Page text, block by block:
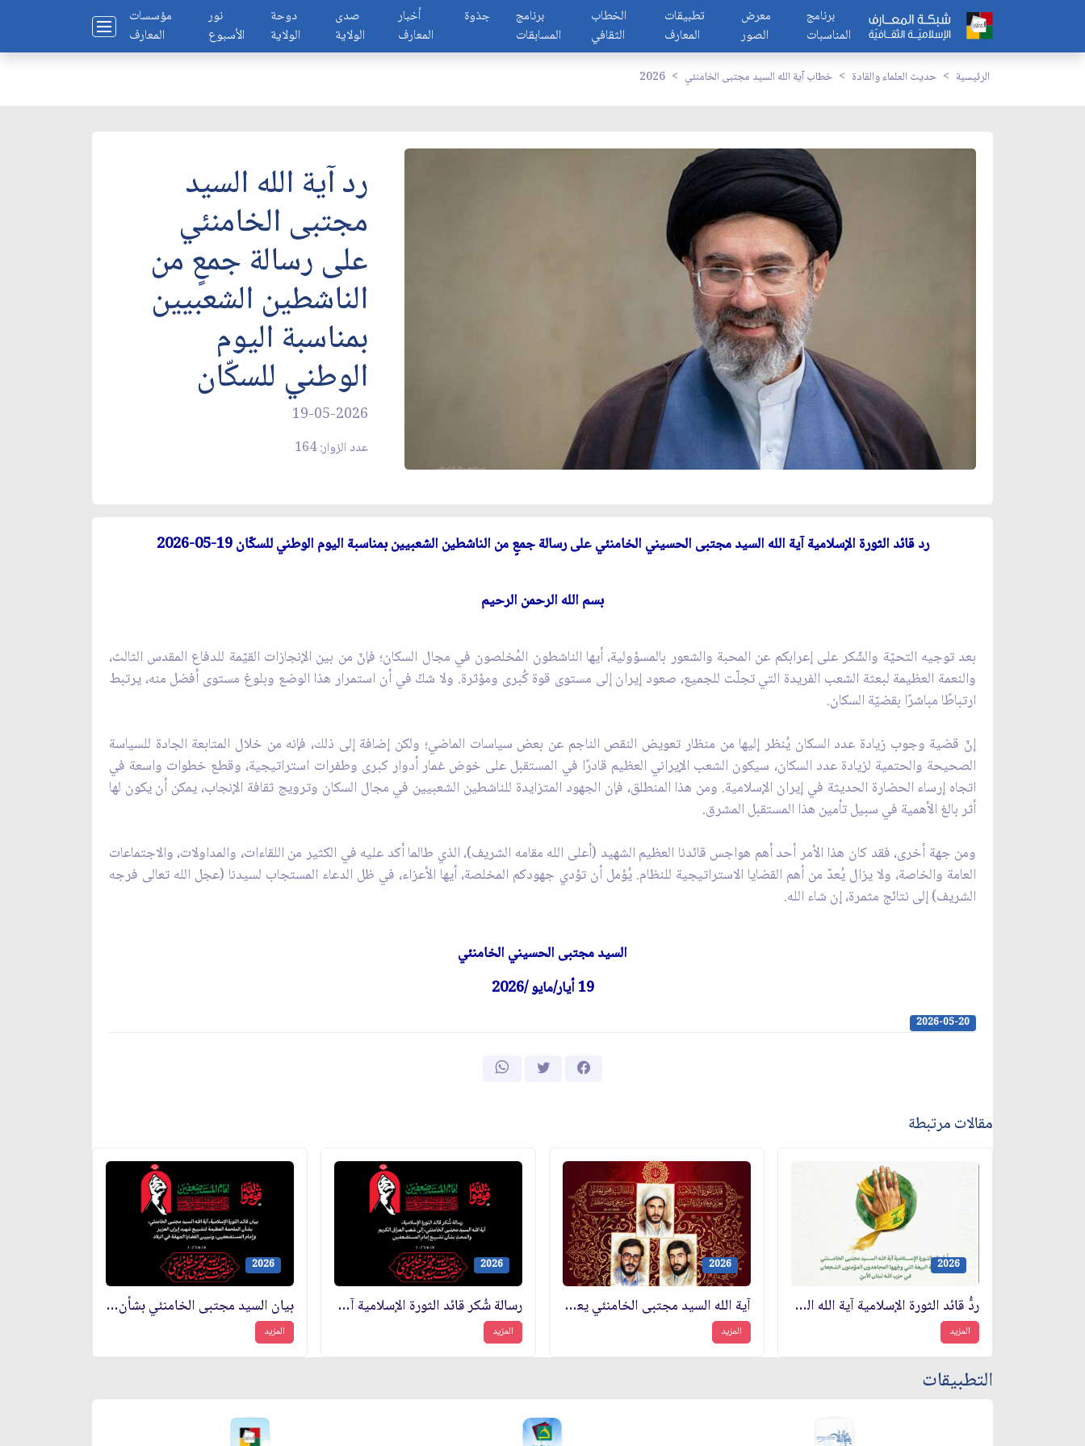
مؤسسات
المعارف
نور
الأسبوع
دوحة
الولاية
صدى
الولاية
أخبار
المعارف
جذوة
برنامج
المسابقات
الخطاب
الثقافي
تطبيقات
المعارف
معرض
الصور
برنامج
المناسبات
الرئيسية حديث العلماء والقادة خطاب آية الله السيد مجتبى الخامنئي 2026
رد آية الله السيد
مجتبى الخامنئي
على رسالة جمعٍ من
الناشطين الشعبيين
بمناسبة اليوم
الوطني للسكّان
19-05-2026
عدد الزوار: 164
رد قائد الثورة الإسلامية آية الله السيد مجتبى الحسيني الخامنئي على رسالة جمعٍ من الناشطين الشعبيينبمناسبة اليوم الوطني للسكّان19-05-2026
بسم الله الرحمن الرحيم
بعد توجيه التحيّة والشّكر على إعرابكم عن المحبة والشعور بالمسؤولية، أيها الناشطون المُخلصون في مجال السكان؛ فإنّ من بين الإنجازات القيّمة للدفاع المقدس الثالث،
والنعمة العظيمة لبعثة الشعب الفريدة التي تجلّت للجميع، صعود إيران إلى مستوى قوة كُبرى ومؤثرة. ولا شكّ في أن استمرار هذا الوضع وبلوغ مستوى أفضل منه، يرتبط
ارتباطًا مباشرًا بقضيّة السكان.
إنّ قضية وجوب زيادة عدد السكان يُنظر إليها من منظار تعويض النقص الناجم عن بعض سياسات الماضي؛ ولكن إضافة إلى ذلك، فإنه من خلال المتابعة الجادة للسياسة
الصحيحة والحتمية لزيادة عدد السكان، سيكون الشعب الإيراني العظيم قادرًا في المستقبل على خوض غمار أدوار كبرى وطفرات استراتيجية، وقطع خطوات واسعة في
اتجاه إرساء الحضارة الحديثة في إيران الإسلامية. ومن هذا المنطلق، فإن الجهود المتزايدة للناشطين الشعبيين في مجال السكان وترويج ثقافة الإنجاب، يمكن أن يكون لها
أثر بالغ الأهمية في سبيل تأمين هذا المستقبل المشرق.
ومن جهة أخرى، فقد كان هذا الأمر أحد أهم هواجس قائدنا العظيم الشهيد (أعلى الله مقامه الشريف)، الذي طالما أكد عليه في الكثير من اللقاءات، والمداولات، والاجتماعات
العامة والخاصة، ولا يزال يُعدّ من أهم القضايا الاستراتيجية للنظام. يُؤمل أن تؤدي جهودكم المخلصة، أيها الأعزاء، في ظل الدعاء المستجاب لسيدنا (عجل الله تعالى فرجه
الشريف) إلى نتائج مثمرة، إن شاء الله.
السيد مجتبى الحسيني الخامنئي
19 أيار/مايو /2026
2026-05-20
مقالات مرتبطة
2026
ردُّ قائد الثورة الإسلامية آية الله السيد مجتبى الخامنئي (دام ظله) على رسالة البيعة التي وجّهها المجاهدون المؤمنون الشجعان في حزب الله لبنان الأبيّ
المزيد
2026
آية الله السيد مجتبى الخامنئي يعزّي في بيانٍ له بمناسبة وفاة الوالدة الجليلة والتقيّة للشهداء الأبرار حسن وعلي ورضا مظفر
المزيد
2026
رسالة شُكر قائد الثورة الإسلامية آية الله السيد مجتبى الخامنئي إلى شعب العراق الكريم والمحبّ بشأن تشييع إمام المستضعفين
المزيد
2026
بيان السيد مجتبى الخامنئي بشأن الملحمة العظيمة لتشييع شهيد إيران العزيز وإمام المستضعفين، وتبيين القضايا المهمّة في البلاد
المزيد
التطبيقات